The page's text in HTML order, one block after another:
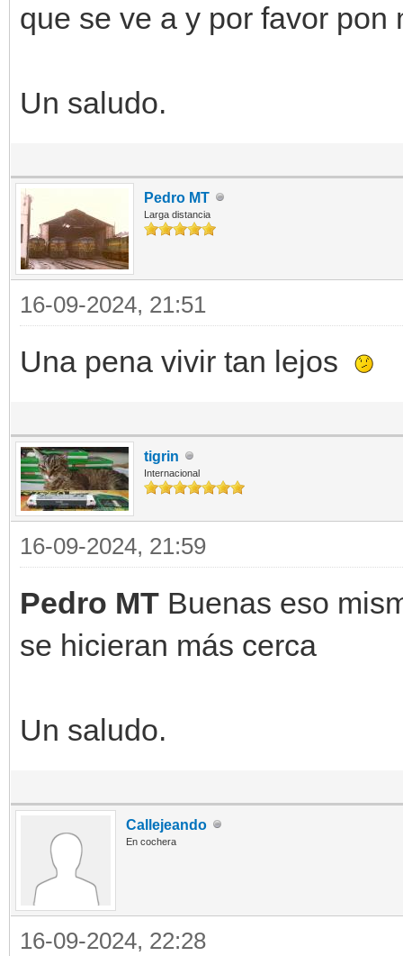
que se ve a y por favor
Un saludo.
Pedro MT
Larga distancia
16-09-2024, 21:51
Una pena vivir tan lejos
tigrin
Internacional
16-09-2024, 21:59
Pedro MT Buenas eso
se hicieran más cerca
Un saludo.
Callejeando
En cochera
16-09-2024, 22:28